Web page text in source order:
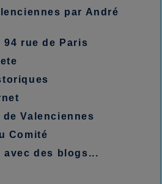
par André
94 rue de Paris
Valenciennes
Comité
avec des blogs...